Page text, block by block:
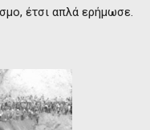
έτσι απλά ερήμωσε.